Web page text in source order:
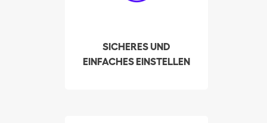
SICHERES UND
EINFACHES EINSTELLEN
am besten bewerteten
Putzhilfen in Ihrer Region